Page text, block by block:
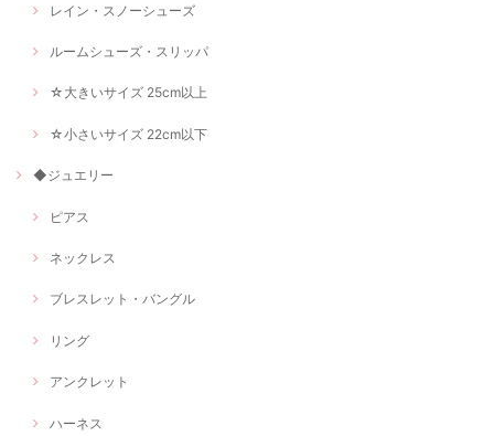
レイン・スノーシューズ
ルームシューズ・スリッパ
☆大きいサイズ 25cm以上
☆小さいサイズ 22cm以下
◆ジュエリー
ピアス
ネックレス
ブレスレット・バングル
リング
アンクレット
ハーネス